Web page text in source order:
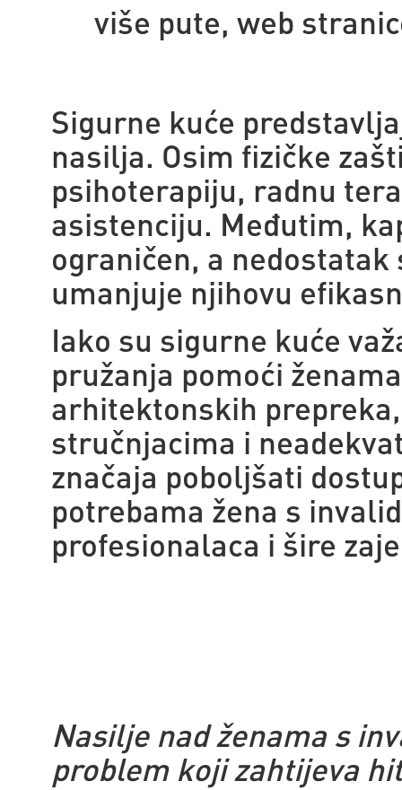
više pute, web
Sigurne kuće
nasilja. Osim fizičke
psihoterapiju, radnu
asistenciju. Međutim,
ograničen, a
umanjuje njihovu
Iako su sigurne kuće
pružanja pomoći
arhitektonskih
stručnjacima i
značaja poboljšati
potrebama žena s
profesionalaca i šire
Nasilje nad ženama s
problem koji zahtijeva